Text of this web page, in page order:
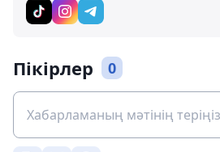
Пікірлер 0